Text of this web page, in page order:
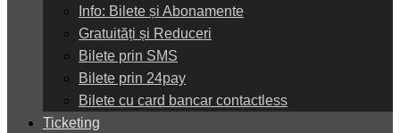
Info: Bilete și Abonamente
Gratuități și Reduceri
Bilete prin SMS
Bilete prin 24pay
Bilete cu card bancar contactless
Ticketing